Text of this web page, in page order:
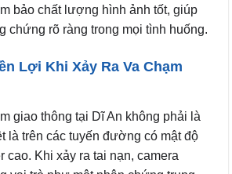
bảo chất lượng hình ảnh tốt, giúp
chứng rõ ràng trong mọi tình huống.
Lợi Khi Xảy Ra Va Chạm
giao thông tại Dĩ An không phải là
là trên các tuyến đường có mật độ
cao. Khi xảy ra tai nạn, camera